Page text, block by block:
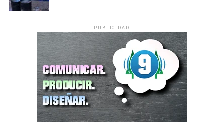
PUBLICIDAD